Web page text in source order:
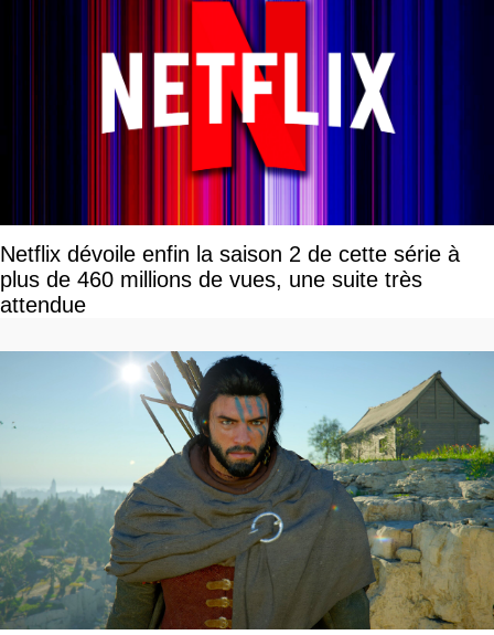
Netflix dévoile enfin la saison 2 de cette série à
plus de 460 millions de vues, une suite très
attendue